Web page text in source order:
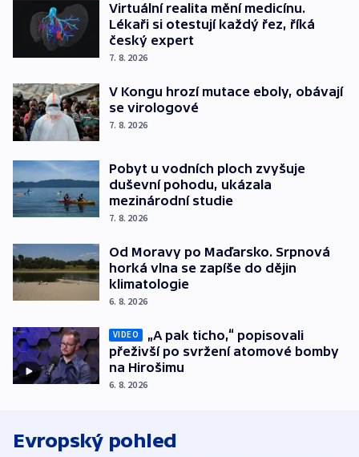
Virtuální realita mění medicínu.
Lékaři si otestují každý řez, říká
český expert
7. 8. 2026
V Kongu hrozí mutace eboly, obávají
se virologové
7. 8. 2026
Pobyt u vodních ploch zvyšuje
duševní pohodu, ukázala
mezinárodní studie
7. 8. 2026
Od Moravy po Maďarsko. Srpnová
horká vlna se zapíše do dějin
klimatologie
6. 8. 2026
VIDEO
„A pak ticho,“ popisovali
přeživší po svržení atomové bomby
na Hirošimu
6. 8. 2026
Evropský pohled